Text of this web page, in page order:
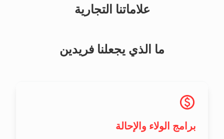
علاماتنا التجارية
ما الذي يجعلنا فريدين
برامج الولاء والإحالة